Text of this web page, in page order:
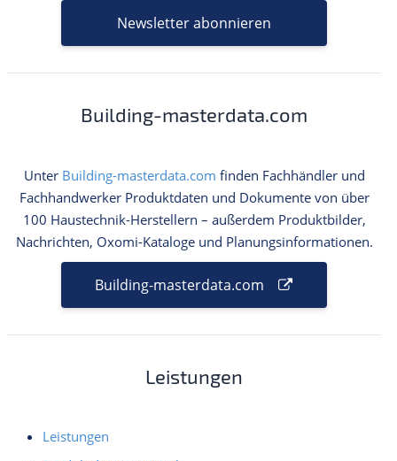
Newsletter abonnieren
Building-masterdata.com
Unter Building-masterdata.com finden Fachhändler und
Fachhandwerker Produktdaten und Dokumente von über
100 Haustechnik-Herstellern – außerdem Produktbilder,
Nachrichten, Oxomi-Kataloge und Planungsinformationen.
Building-masterdata.com
Leistungen
Leistungen